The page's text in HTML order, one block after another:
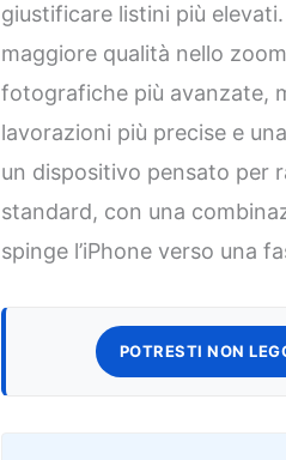
giustificare listini più
maggiore qualità nello
fotografiche più avanzate,
lavorazioni più precise e
un dispositivo pensato per
standard, con una
spinge l’iPhone verso una
POTRESTI NON